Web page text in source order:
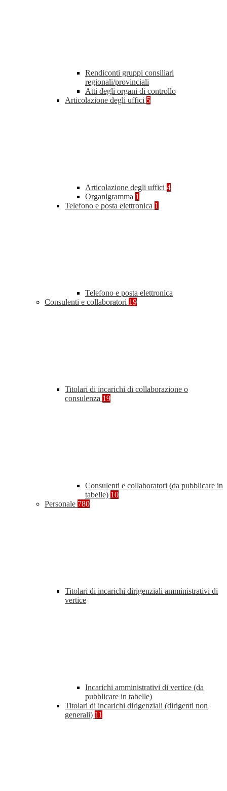
Rendiconti gruppi consiliari
regionali/provinciali
Atti degli organi di controllo
Articolazione degli uffici 5
Articolazione degli uffici 4
Organigramma 1
Telefono e posta elettronica 1
Telefono e posta elettronica
Consulenti e collaboratori 19
Titolari di incarichi di collaborazione o
consulenza 19
Consulenti e collaboratori (da pubblicare in
tabelle) 10
Personale 780
Titolari di incarichi dirigenziali amministrativi di
vertice
Incarichi amministrativi di vertice (da
pubblicare in tabelle)
Titolari di incarichi dirigenziali (dirigenti non
generali) 11